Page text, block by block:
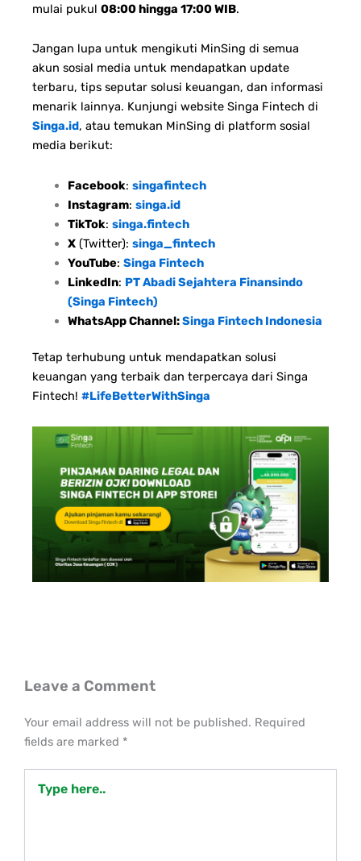
mulai pukul 08:00 hingga 17:00 WIB.
Jangan lupa untuk mengikuti MinSing di semua
akun sosial media untuk mendapatkan update
terbaru, tips seputar solusi keuangan, dan informasi
menarik lainnya. Kunjungi website Singa Fintech di
Singa.id, atau temukan MinSing di platform sosial
media berikut:
Facebook: singafintech
Instagram: singa.id
TikTok: singa.fintech
X(Twitter): singa_fintech
YouTube: Singa Fintech
LinkedIn: PT Abadi Sejahtera Finansindo
(Singa Fintech)
WhatsApp Channel:Singa Fintech Indonesia
Tetap terhubung untuk mendapatkan solusi
keuangan yang terbaik dan terpercaya dari Singa
Fintech! #LifeBetterWithSinga
Leave a Comment
Your email address will not be published. Required
fields are marked *
here..